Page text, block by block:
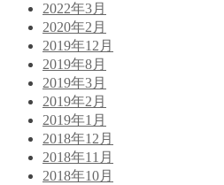
2022年3月
2020年2月
2019年12月
2019年8月
2019年3月
2019年2月
2019年1月
2018年12月
2018年11月
2018年10月